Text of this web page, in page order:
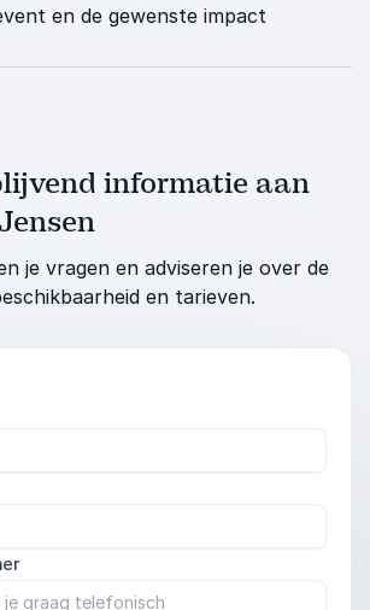
en de gewenste impact
informatie aan
je vragen en adviseren je over de
en tarieven.